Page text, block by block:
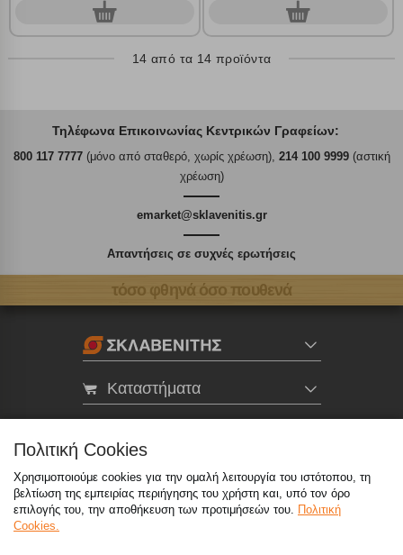
0 συσκ. 0 συσκ.
14 από τα 14 προϊόντα
Τηλέφωνα Επικοινωνίας Κεντρικών Γραφείων:
800 117 7777(μόνο από σταθερό, χωρίς χρέωση), 214 100 9999(αστική
χρέωση)
emarket@sklavenitis.gr
Απαντήσεις σε συχνές ερωτήσεις
τόσο φθηνά όσο πουθενά
Καταστήματα
800 117 7777 (μόνο από σταθερό, χωρίς χρέωση),
214 100 9999 (αστική χρέωση)
Πολιτική Cookies
Χρησιμοποιούμε cookies για την ομαλή λειτουργία του ιστότοπου, τη
βελτίωση της εμπειρίας περιήγησης του χρήστη και, υπό τον όρο
επιλογής του, την αποθήκευση των προτιμήσεών του. Πολιτική
Cookies.